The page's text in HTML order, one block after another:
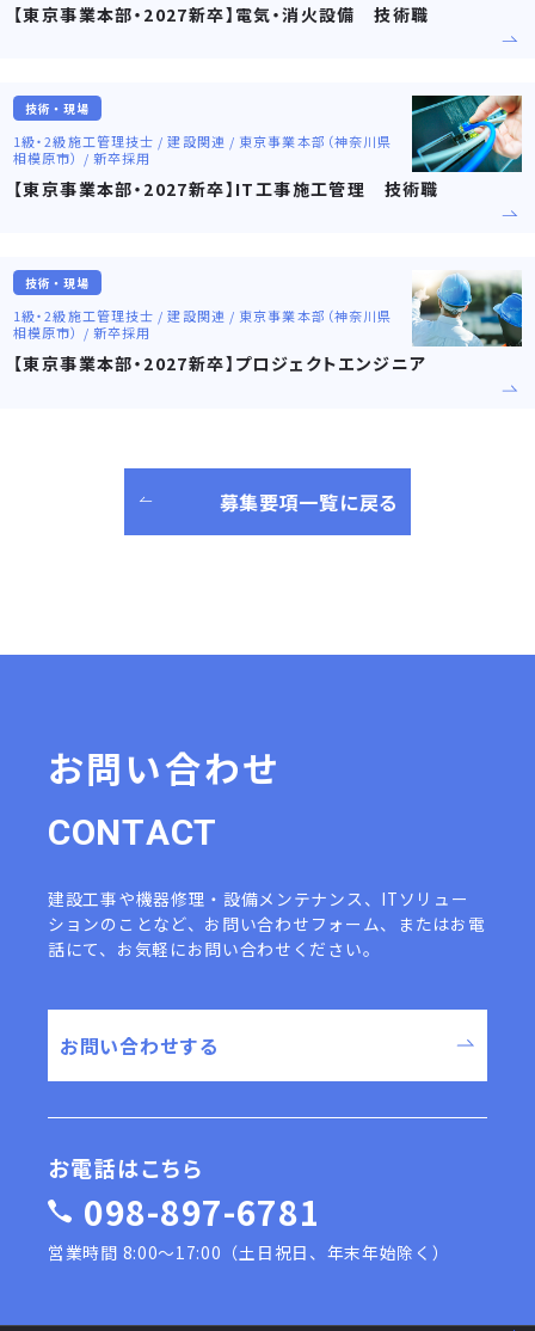
【東京事業本部・2027新卒】電気・消火設備 技術職
技術・現場
1級・2級施工管理技士 / 建設関連 / 東京事業本部（神奈川県
相模原市） / 新卒採用
【東京事業本部・2027新卒】IT工事施工管理 技術職
技術・現場
1級・2級施工管理技士 / 建設関連 / 東京事業本部（神奈川県
相模原市） / 新卒採用
【東京事業本部・2027新卒】プロジェクトエンジニア
募集要項一覧に戻る
お問い合わせ
CONTACT
建設工事や機器修理・設備メンテナンス、ITソリュー
ションのことなど、 お問い合わせフォーム、またはお電
話にて、お気軽にお問い合わせください。
お問い合わせする
お電話はこちら
098-897-6781
営業時間 8:00〜17:00（土日祝日、年末年始除く）